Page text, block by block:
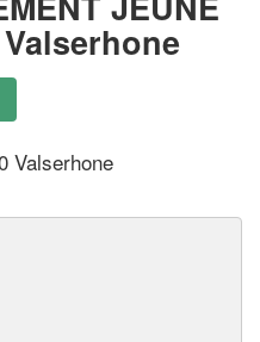
Valserhone